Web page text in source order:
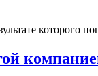
которого